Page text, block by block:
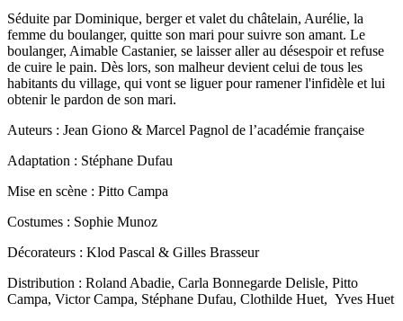
Séduite par Dominique, berger et valet du châtelain, Aurélie, la
femme du boulanger, quitte son mari pour suivre son amant. Le
boulanger, Aimable Castanier, se laisser aller au désespoir et refuse
de cuire le pain. Dès lors, son malheur devient celui de tous les
habitants du village, qui vont se liguer pour ramener l'infidèle et lui
obtenir le pardon de son mari.
Auteurs : Jean Giono & Marcel Pagnol de l’académie française
Adaptation : Stéphane Dufau
Mise en scène : Pitto Campa
Costumes : Sophie Munoz
Décorateurs : Klod Pascal & Gilles Brasseur
Distribution : Roland Abadie, Carla Bonnegarde Delisle, Pitto
Campa, Victor Campa, Stéphane Dufau, Clothilde Huet, Yves Huet